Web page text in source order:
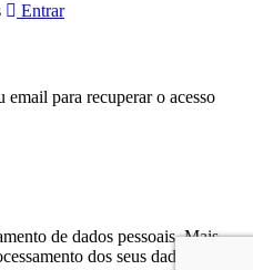
Entrar
para recuperar o acesso
de dados pessoais. Mais
dos seus dados